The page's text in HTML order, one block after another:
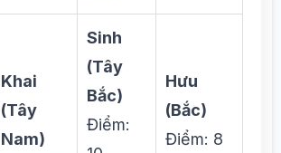
Khai
(Tây
Nam)
Sinh
(Tây
Bắc)
Điểm:
Hưu
(Bắc)
Điểm: 8